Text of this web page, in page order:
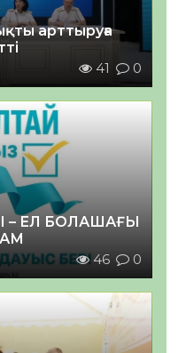
арттыруға
41 0
– ЕЛ БОЛАШАҒЫ
46 0